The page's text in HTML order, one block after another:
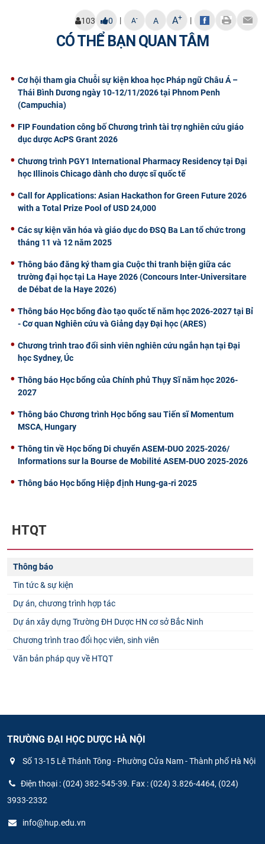
103 0 | A- A A+ |
CÓ THỂ BẠN QUAN TÂM
Cơ hội tham gia Chuỗi sự kiện khoa học Pháp ngữ Châu Á –
Thái Bình Dương ngày 10-12/11/2026 tại Phnom Penh
(Campuchia)
FIP Foundation công bố Chương trình tài trợ nghiên cứu giáo
dục dược AcPS Grant 2026
Chương trình PGY1 International Pharmacy Residency tại Đại
học Illinois Chicago dành cho dược sĩ quốc tế
Call for Applications: Asian Hackathon for Green Future 2026
with a Total Prize Pool of USD 24,000
Các sự kiện văn hóa và giáo dục do ĐSQ Ba Lan tổ chức trong
tháng 11 và 12 năm 2025
Thông báo đăng ký tham gia Cuộc thi tranh biện giữa các
trường đại học tại La Haye 2026 (Concours Inter-Universitare
de Débat de la Haye 2026)
Thông báo Học bổng đào tạo quốc tế năm học 2026-2027 tại Bỉ
- Cơ quan Nghiên cứu và Giảng dạy Đại học (ARES)
Chương trình trao đổi sinh viên nghiên cứu ngắn hạn tại Đại
học Sydney, Úc
Thông báo Học bổng của Chính phủ Thụy Sĩ năm học 2026-
2027
Thông báo Chương trình Học bổng sau Tiến sĩ Momentum
MSCA, Hungary
Thông tin về Học bổng Di chuyển ASEM-DUO 2025-2026/
Informations sur la Bourse de Mobilité ASEM-DUO 2025-2026
Thông báo Học bổng Hiệp định Hung-ga-ri 2025
HTQT
Thông báo
Tin tức & sự kiện
Dự án, chương trình hợp tác
Dự án xây dựng Trường ĐH Dược HN cơ sở Bắc Ninh
Chương trình trao đổi học viên, sinh viên
Văn bản pháp quy về HTQT
TRƯỜNG ĐẠI HỌC DƯỢC HÀ NỘI
Số 13-15 Lê Thánh Tông - Phường Cửa Nam - Thành phố Hà Nội
Điện thoại : (024) 382-545-39. Fax : (024) 3.826-4464, (024)
3933-2332
info@hup.edu.vn